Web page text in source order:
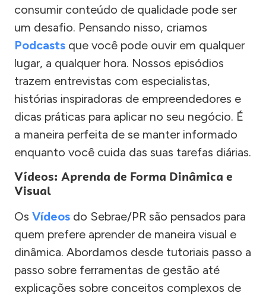
consumir conteúdo de qualidade pode ser
um desafio. Pensando nisso, criamos
Podcasts que você pode ouvir em qualquer
lugar, a qualquer hora. Nossos episódios
trazem entrevistas com especialistas,
histórias inspiradoras de empreendedores e
dicas práticas para aplicar no seu negócio. É
a maneira perfeita de se manter informado
enquanto você cuida das suas tarefas diárias.
Vídeos: Aprenda de Forma Dinâmica e
Visual
Os Vídeos do Sebrae/PR são pensados para
quem prefere aprender de maneira visual e
dinâmica. Abordamos desde tutoriais passo a
passo sobre ferramentas de gestão até
explicações sobre conceitos complexos de